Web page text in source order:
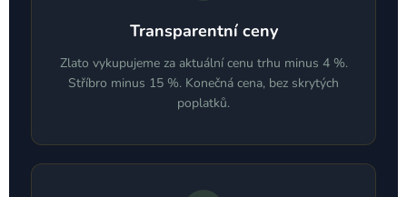
Transparentní ceny
Zlato vykupujeme za aktuální cenu trhu minus 4 %.
Stříbro minus 15 %. Konečná cena, bez skrytých
poplatků.